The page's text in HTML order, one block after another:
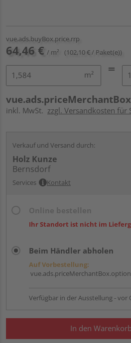
vue.ads.buyBox.price.rrp
64,46 € / m² (102,10 € / Paket(e))
m²
inkl. MwSt. zzgl. Versandkosten für
Verkauf und Versand durch:
Holz Kunze
Bernsdorf
Services Kontakt
Ihr Standort ist nicht im
Beim Händler abholen
Auf Vorbestellung:
Verfügbar in der Ausstellung - vor
In den Warenkorb